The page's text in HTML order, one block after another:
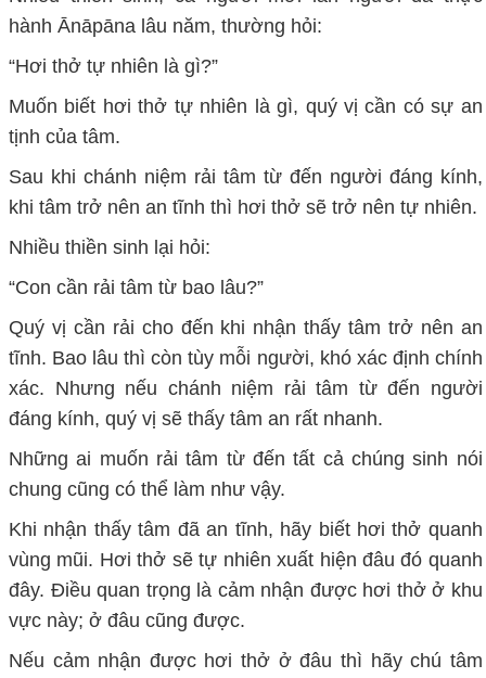
hành Ānāpāna lâu năm, thường hỏi:
“Hơi thở tự nhiên là gì?”
Muốn biết hơi thở tự nhiên là gì, quý vị cần có sự an
tịnh của tâm.
Sau khi chánh niệm rải tâm từ đến người đáng kính,
khi tâm trở nên an tĩnh thì hơi thở sẽ trở nên tự nhiên.
Nhiều thiền sinh lại hỏi:
“Con cần rải tâm từ bao lâu?”
Quý vị cần rải cho đến khi nhận thấy tâm trở nên an
tĩnh. Bao lâu thì còn tùy mỗi người, khó xác định chính
xác. Nhưng nếu chánh niệm rải tâm từ đến người
đáng kính, quý vị sẽ thấy tâm an rất nhanh.
Những ai muốn rải tâm từ đến tất cả chúng sinh nói
chung cũng có thể làm như vậy.
Khi nhận thấy tâm đã an tĩnh, hãy biết hơi thở quanh
vùng mũi. Hơi thở sẽ tự nhiên xuất hiện đâu đó quanh
đây. Điều quan trọng là cảm nhận được hơi thở ở khu
vực này; ở đâu cũng được.
Nếu cảm nhận được hơi thở ở đâu thì hãy chú tâm